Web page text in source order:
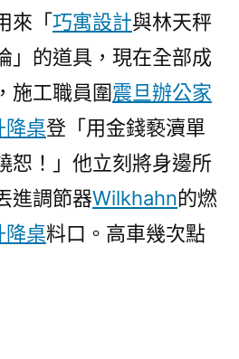
來「巧寓設計與林天秤
」的道具，現在全部成
施工職員圍震旦辦公家
降桌登「用金錢褻瀆單
恕！」他立刻將身邊所
進調節器Wilkhahn的燃
桌料口。高車幾次點